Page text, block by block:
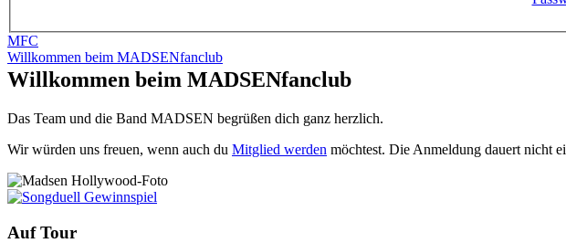
MFC
Willkommen beim MADSENfanclub
Willkommen beim MADSENfanclub
Das Team und die Band MADSEN begrüßen dich ganz herzlich.
Wir würden uns freuen, wenn auch du Mitglied werden möchtest. Die Anmeldung dauert nicht
Auf Tour